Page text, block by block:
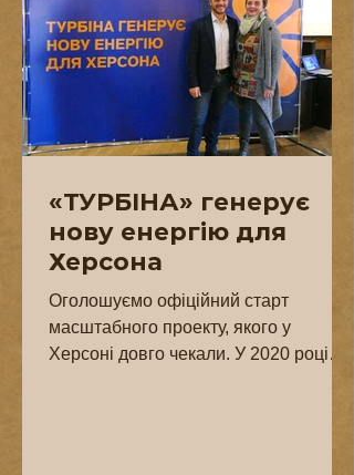
«ТУРБІНА» генерує
нову енергію для
Херсона
Оголошуємо офіційний старт
масштабного проекту, якого у
Херсоні довго чекали. У 2020 році